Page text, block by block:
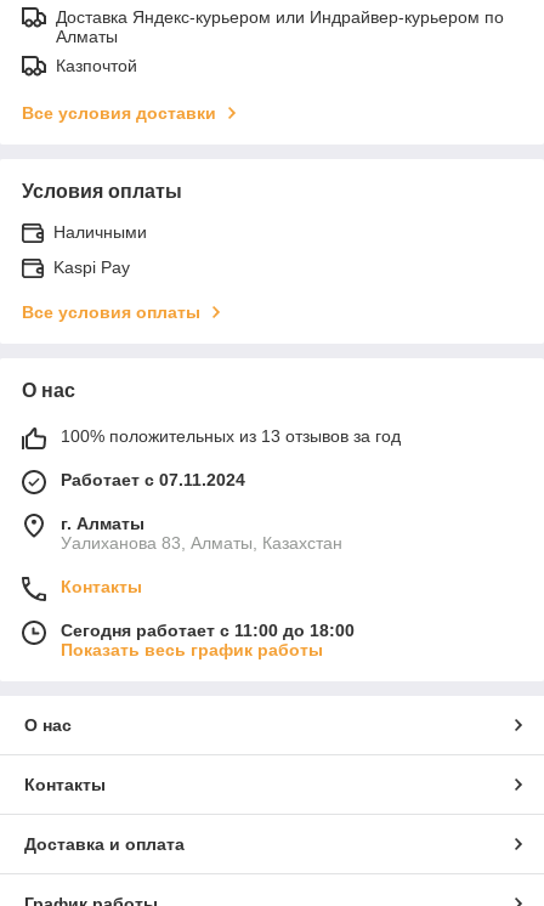
Доставка Яндекс-курьером или Индрайвер-курьером по
Алматы
Казпочтой
Все условия доставки
Условия оплаты
Наличными
Kaspi Pay
Все условия оплаты
О нас
100% положительных из 13 отзывов за год
Работает с 07.11.2024
г. Алматы
Уалиханова 83, Алматы, Казахстан
Контакты
Сегодня работает с 11:00 до 18:00
Показать весь график работы
О нас
Контакты
Доставка и оплата